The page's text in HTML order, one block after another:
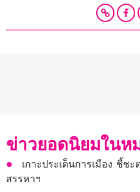
ข่าวยอดนิยมในห
เกาะประเด็นการเมือง ชี้ช
สรรหาฯ